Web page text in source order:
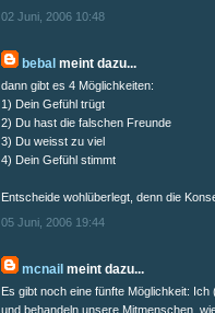
02 Juni, 2006 10:48
bebal meint dazu...
dann gibt es 4 Möglichkeiten:
1) Dein Gefühl trügt
2) Du hast die falschen Freunde
3) Du weisst zu viel
4) Dein Gefühl stimmt
Entscheide wohlüberlegt, denn die
05 Juni, 2006 19:44
mcnail meint dazu...
Es gibt noch eine fünfte Möglichkeit:
und behandeln unsere Mitmenschen,